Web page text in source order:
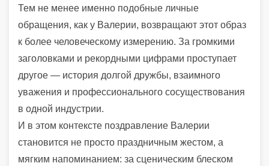
Тем не менее именно подобные личные
обращения, как у Валерии, возвращают этот образ
к более человеческому измерению. За громкими
заголовками и рекордными цифрами проступает
другое — история долгой дружбы, взаимного
уважения и профессионального сосуществования
в одной индустрии.
И в этом контексте поздравление Валерии
становится не просто праздничным жестом, а
мягким напоминанием: за сценическим блеском